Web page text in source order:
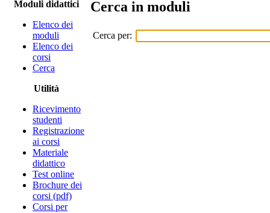
Moduli didattici
Elenco dei
moduli
Elenco dei
corsi
Cerca
Utilità
Ricevimento
studenti
Registrazione
ai corsi
Materiale
didattico
Test online
Brochure dei
corsi (pdf)
Corsi per
Cerca in moduli
Cerca per: